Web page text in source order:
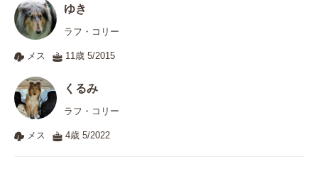
ゆき
ラフ・コリー
メス 11歳 5/2015
くるみ
ラフ・コリー
メス 4歳 5/2022